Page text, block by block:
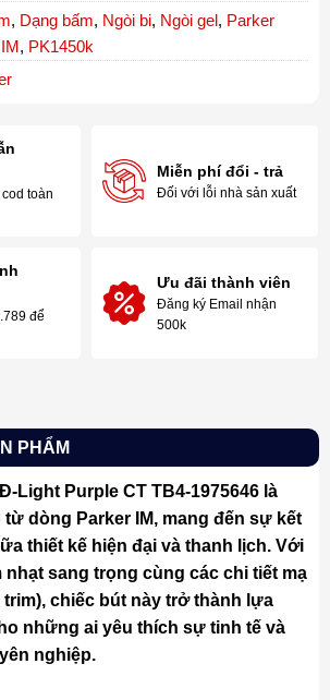
, Dạng bấm, Ngòi bi, Ngòi gel, Parker
, PK1450k
toàn
Miễn phí đổi - trả
Đối với lỗi nhà sản xuất
để
Ưu đãi thành viên
Đăng ký Email nhận
500k
PHẨM
Light Purple CT TB4-1975646 là
từ dòng Parker IM, mang đến sự kết
thiết kế hiện đại và thanh lịch. Với
nhạt sang trọng cùng các chi tiết mạ
chiếc bút này trở thành lựa
những ai yêu thích sự tinh tế và
nghiệp.